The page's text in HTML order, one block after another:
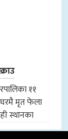
११
घरमै मृत फेला
स्थानका